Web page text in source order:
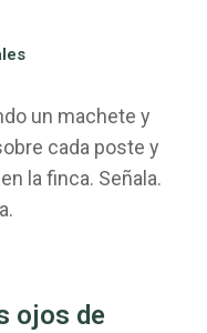
un machete y
cada poste y
la finca. Señala.
ojos de